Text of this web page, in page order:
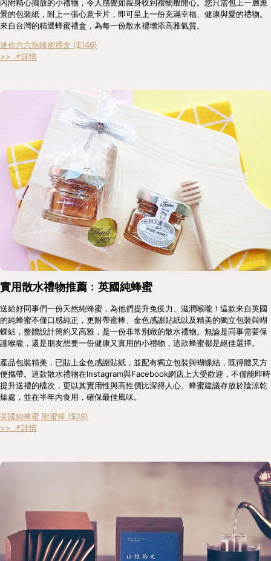
內附精心擺放的小禮物，令人感覺如親身收到禮物般開心。您只需包上一層應
景的包裝紙，附上一張心意卡片，即可呈上一份充滿幸福、健康與愛的禮物。
來自台灣的精選蜂蜜禮盒，為每一份散水禮增添高雅氣質。
迷你六六瓶蜂蜜禮盒 ($146)
>> 📌詳情
實用散水禮物推薦﹕英國純蜂蜜
送給好同事們一份天然純蜂蜜，為他們提升免疫力、滋潤喉嚨！這款來自英國
的純蜂蜜不僅口感純正，更附帶蜜棒、金色感謝貼紙以及精美的獨立包裝與蝴
蝶結，整體設計簡約又高雅，是一份非常別緻的散水禮物。無論是同事需要保
護喉嚨，還是朋友想要一份健康又實用的小禮物，這款蜂蜜都是絕佳選擇。
產品包裝精美，已貼上金色感謝貼紙，並配有獨立包裝與蝴蝶結，既得體又方
便攜帶。這款散水禮物在Instagram與Facebook網店上大受歡迎，不僅能即時
提升送禮的檔次，更以其實用性與高性價比深得人心。蜂蜜建議存放於陰涼乾
燥處，並在半年內食用，確保最佳風味。
英國純蜂蜜 附蜜棒 ($28)
>> 📌詳情